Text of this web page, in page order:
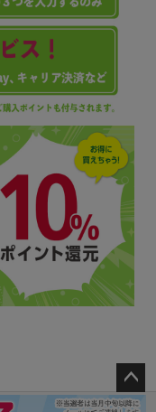
ペー